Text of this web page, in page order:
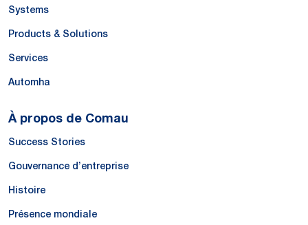
Systems
Products & Solutions
Services
Automha
À propos de Comau
Success Stories
Gouvernance d’entreprise
Histoire
Présence mondiale